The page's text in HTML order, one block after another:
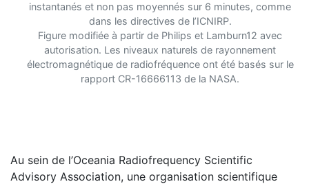
instantanés et non pas moyennés sur 6 minutes, comme
dans les directives de l’ICNIRP.
Figure modifiée à partir de Philips et Lamburn12 avec
autorisation. Les niveaux naturels de rayonnement
électromagnétique de radiofréquence ont été basés sur le
rapport CR-16666113 de la NASA.
Au sein de l’Oceania Radiofrequency Scientific
Advisory Association, une organisation scientifique